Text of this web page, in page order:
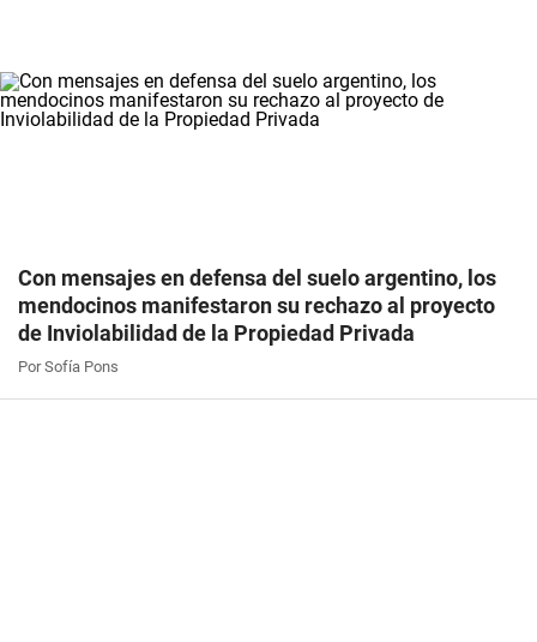
Con mensajes en defensa del suelo argentino, los
mendocinos manifestaron su rechazo al proyecto
de Inviolabilidad de la Propiedad Privada
Por Sofía Pons